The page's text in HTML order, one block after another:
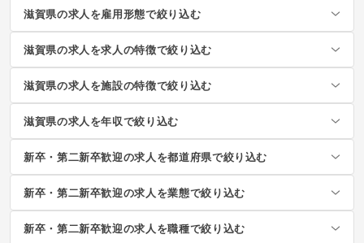
滋賀県の求人を雇用形態で絞り込む
滋賀県の求人を求人の特徴で絞り込む
滋賀県の求人を施設の特徴で絞り込む
滋賀県の求人を年収で絞り込む
新卒・第二新卒歓迎の求人を都道府県で絞り込む
新卒・第二新卒歓迎の求人を業態で絞り込む
新卒・第二新卒歓迎の求人を職種で絞り込む